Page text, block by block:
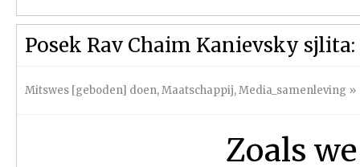
Posek Rav Chaim Kanievsky
Mitswes [geboden] doen,Maatschappij,Media_samenleving »
Zoals